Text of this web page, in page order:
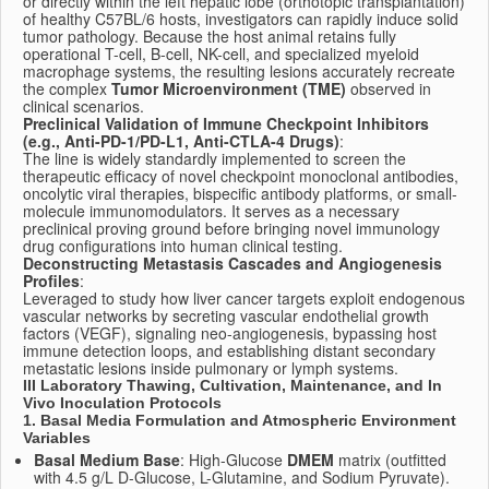
of healthy C57BL/6 hosts, investigators can rapidly induce solid
tumor pathology. Because the host animal retains fully
operational T-cell, B-cell, NK-cell, and specialized myeloid
macrophage systems, the resulting lesions accurately recreate
the complex Tumor Microenvironment (TME) observed in
clinical scenarios.
Preclinical Validation of Immune Checkpoint Inhibitors
(e.g., Anti-PD-1/PD-L1, Anti-CTLA-4 Drugs):
The line is widely standardly implemented to screen the
therapeutic efficacy of novel checkpoint monoclonal antibodies,
oncolytic viral therapies, bispecific antibody platforms, or small-
molecule immunomodulators. It serves as a necessary
preclinical proving ground before bringing novel immunology
drug configurations into human clinical testing.
Deconstructing Metastasis Cascades and Angiogenesis
Profiles:
Leveraged to study how liver cancer targets exploit endogenous
vascular networks by secreting vascular endothelial growth
factors (VEGF), signaling neo-angiogenesis, bypassing host
immune detection loops, and establishing distant secondary
metastatic lesions inside pulmonary or lymph systems.
III Laboratory Thawing, Cultivation, Maintenance, and In
Vivo Inoculation Protocols
1. Basal Media Formulation and Atmospheric Environment
Variables
Basal Medium Base: High-Glucose DMEM matrix (outfitted
with 4.5 g/L D-Glucose, L-Glutamine, and Sodium Pyruvate).